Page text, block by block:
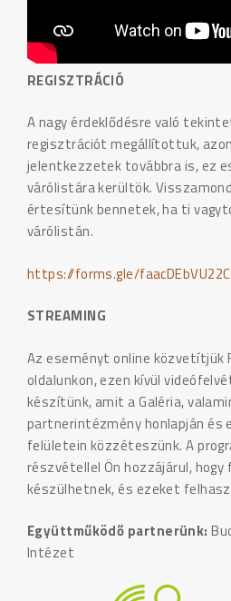
REGISZTRÁCIÓ
A nagy érdeklődésre való
regisztrációt megállítottuk,
jelentkezzetek továbbra is, ez
várólistára kerültök.
értesítünk bennetek, ha ti
várólistán.
https://forms.gle/
STREAMING
Az eseményt online közvetítjük
oldalunkon, ezen kívül
készítünk, amit a Galéria,
partnerintézmény honlapján és
felületein közzéteszünk. A
részvétellel Ön hozzájárul,
készülhetnek, és ezeket
Együttműködő partnerünk:
Intézet